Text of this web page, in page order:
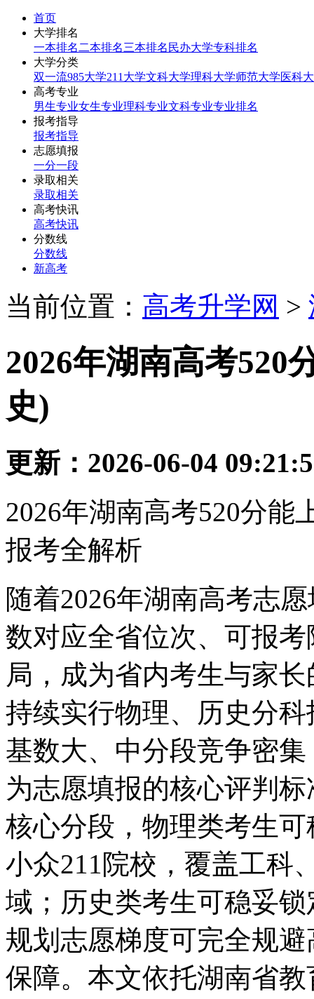
首页
大学排名
一本排名 二本排名三本排名 民办大学专科排名
大学分类
双一流985大学211大学文科大学理科大学师范大学医科
高考专业
男生专业女生专业理科专业文科专业专业排名
报考指导
报考指导
志愿填报
一分一段
录取相关
录取相关
高考快讯
高考快讯
分数线
分数线
新高考
当前位置： 高考升学网 >
2026年湖南高考520
史)
更新：2026-06-04
2026年湖南高考520分能
报考全解析
随着2026年湖南高考志
数对应全省位次、可报
局，成为省内考生与家
持续实行物理、历史分
基数大、中分段竞争密
为志愿填报的核心评判
核心分段，物理类考生
小众211院校，覆盖工科
域；历史类考生可稳妥
规划志愿梯度可完全规
保障。本文依托湖南省